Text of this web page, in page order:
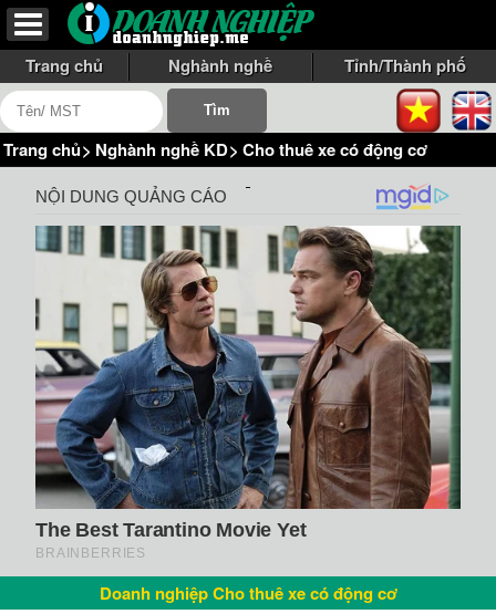
Trang chủ Nghành nghề Tỉnh/Thành phố
Trang chủ> Nghành nghề KD> Cho thuê xe có động cơ
Doanh nghiệp Cho thuê xe có động cơ